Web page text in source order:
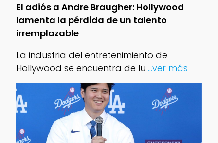
El adiós a Andre Braugher: Hollywood
lamenta la pérdida de un talento
irremplazable
La industria del entretenimiento de
Hollywood se encuentra de lu ...ver más